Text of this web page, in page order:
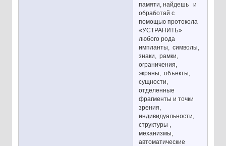
памяти, найдешь и
обработай с
помощью протокола
«УСТРАНИТЬ»
любого рода
импланты, символы,
знаки, рамки,
ограничения,
экраны, объекты,
сущности,
отделенные
фрагменты и точки
зрения,
индивидуальности,
структуры ,
механизмы,
автоматические